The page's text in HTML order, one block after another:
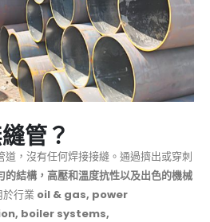
管？
道，沒有任何焊接接縫。通過擠出或穿刺
的結構，高壓和溫度抗性以及出色的機械
於行業 oil & gas, power
boiler systems,